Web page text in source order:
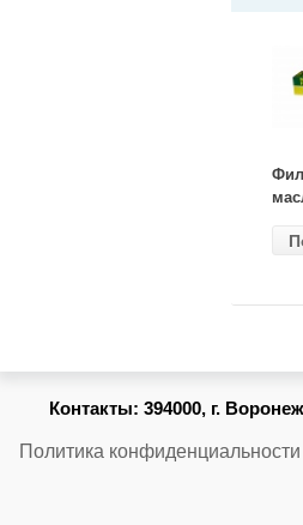
Контакты: 394000, г.
Политика конфиденциальности